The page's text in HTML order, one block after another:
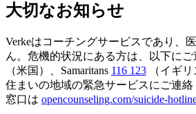
大切なお知らせ
Verkeはコーチングサービスであり、
ん。危機的状況にある方は、以下にご
（米国）、Samaritans 116 123
（イギ
住まいの地域の緊急サービスにご連
窓口は opencounseling.com/suicide-